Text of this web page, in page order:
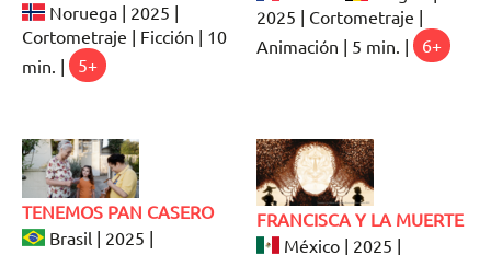
Noruega | 2025 |
Cortometraje | Ficción | 10
min. |
5+
2025 | Cortometraje |
Animación | 5 min. |
6+
TENEMOS PAN CASERO
Brasil | 2025 |
FRANCISCA Y LA MUERTE
México | 2025 |